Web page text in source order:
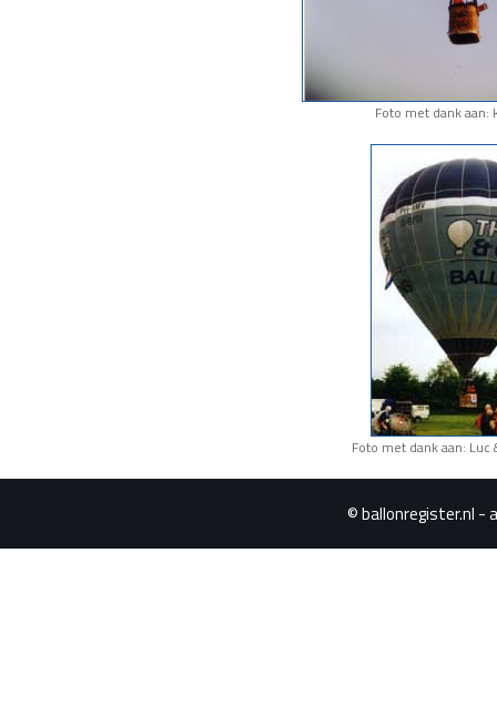
Foto met dank aan:
Foto met dank aan: Luc
© ballonregister.nl -